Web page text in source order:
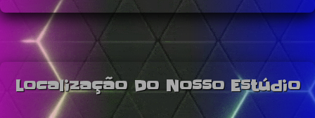
Localização Do Nosso Estúdio